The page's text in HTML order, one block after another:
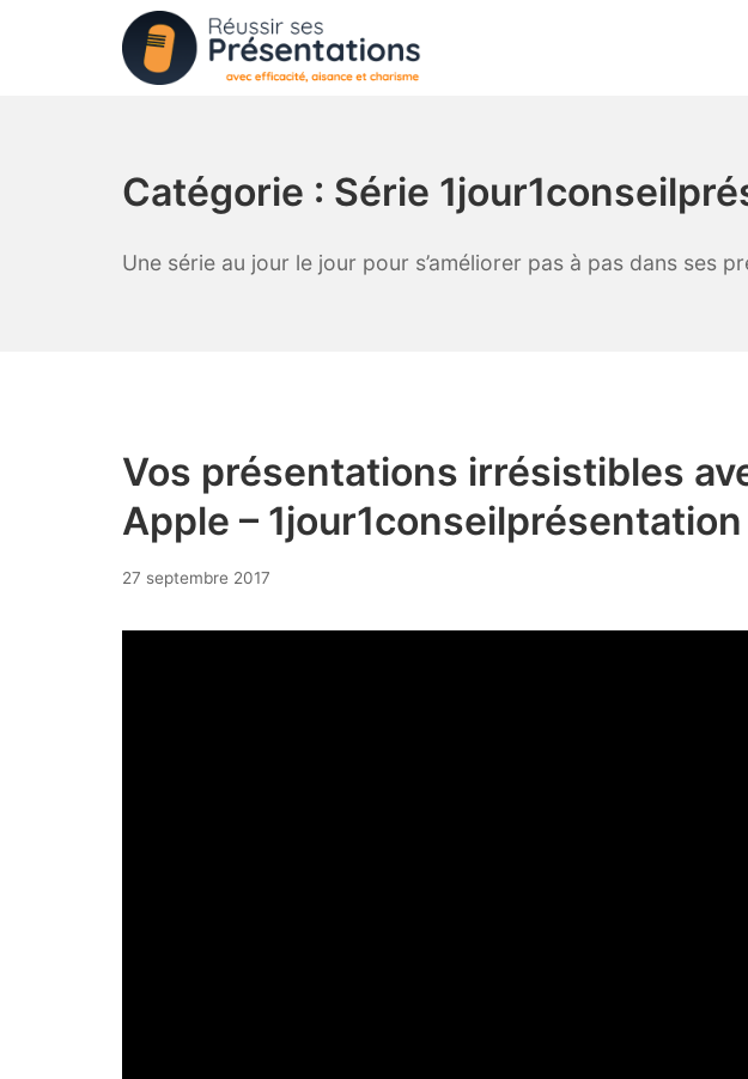
Catégorie : Série
Une série au jour le jour pour s’améliorer pas à pas dans ses
Vos présentations irrésistibles
Apple – 1jour1conseilprésentation
27 septembre 2017
2017